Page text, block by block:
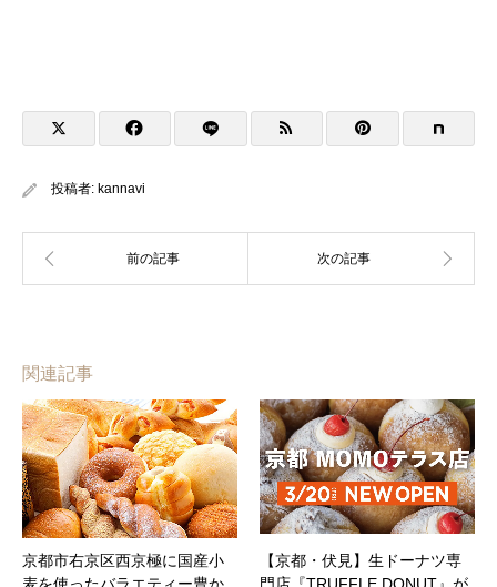
投稿者: kannavi
関連記事
京都市右京区西京極に国産小
麦を使ったバラエティー豊か
【京都・伏見】生ドーナツ専
門店『TRUFFLE DONUT』が